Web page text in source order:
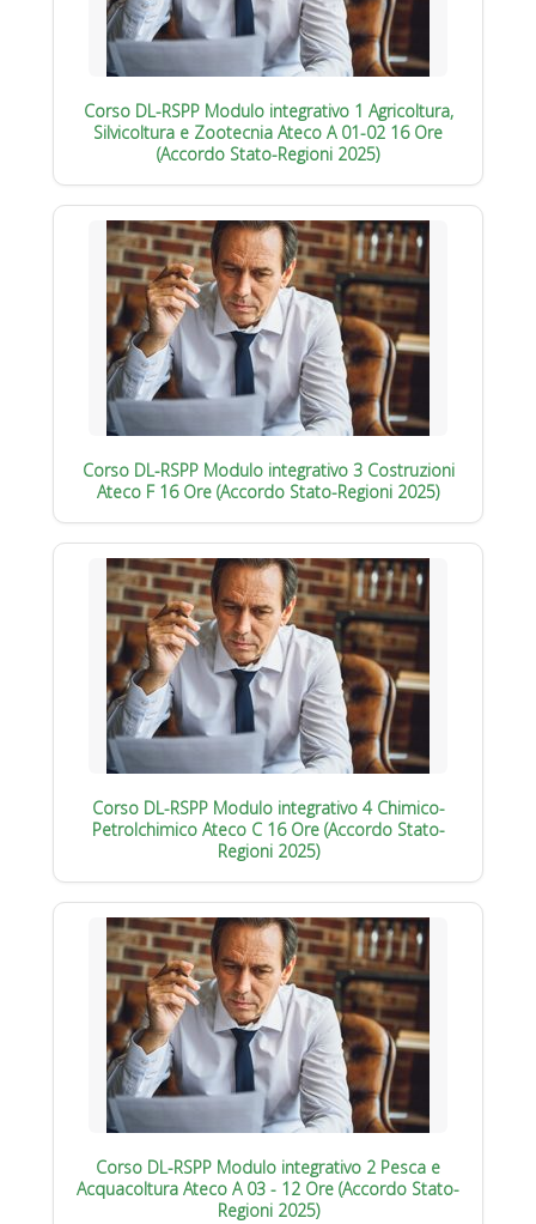
Corso DL-RSPP Modulo integrativo 1 Agricoltura,
Silvicoltura e Zootecnia Ateco A 01-02 16 Ore
(Accordo Stato-Regioni 2025)
Corso DL-RSPP Modulo integrativo 3 Costruzioni
Ateco F 16 Ore (Accordo Stato-Regioni 2025)
Corso DL-RSPP Modulo integrativo 4 Chimico-
Petrolchimico Ateco C 16 Ore (Accordo Stato-
Regioni 2025)
Corso DL-RSPP Modulo integrativo 2 Pesca e
Acquacoltura Ateco A 03 - 12 Ore (Accordo Stato-
Regioni 2025)